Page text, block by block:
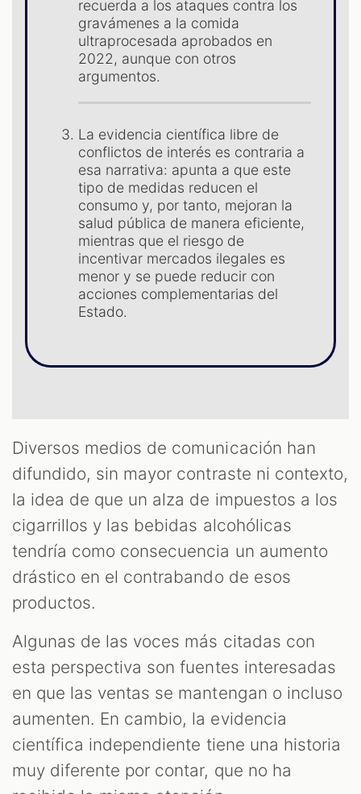
recuerda a los ataques contra los
gravámenes a la comida
ultraprocesada aprobados en
2022, aunque con otros
argumentos.
La evidencia científica libre de
conflictos de interés es contraria a
esa narrativa: apunta a que este
tipo de medidas reducen el
consumo y, por tanto, mejoran la
salud pública de manera eficiente,
mientras que el riesgo de
incentivar mercados ilegales es
menor y se puede reducir con
acciones complementarias del
Estado.
Diversos medios de comunicación han
difundido, sin mayor contraste ni contexto,
la idea de que un alza de impuestos a los
cigarrillos y las bebidas alcohólicas
tendría como consecuencia un aumento
drástico en el contrabando de esos
productos.
Algunas de las voces más citadas con
esta perspectiva son fuentes interesadas
en que las ventas se mantengan o incluso
aumenten. En cambio, la evidencia
científica independiente tiene una historia
muy diferente por contar, que no ha